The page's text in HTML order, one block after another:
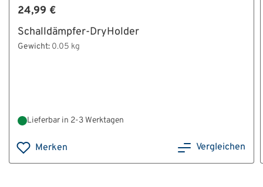
24,99 €
Schalldämpfer-DryHolder
Gewicht: 0.05 kg
Lieferbar in 2-3 Werktagen
Merken Vergleichen